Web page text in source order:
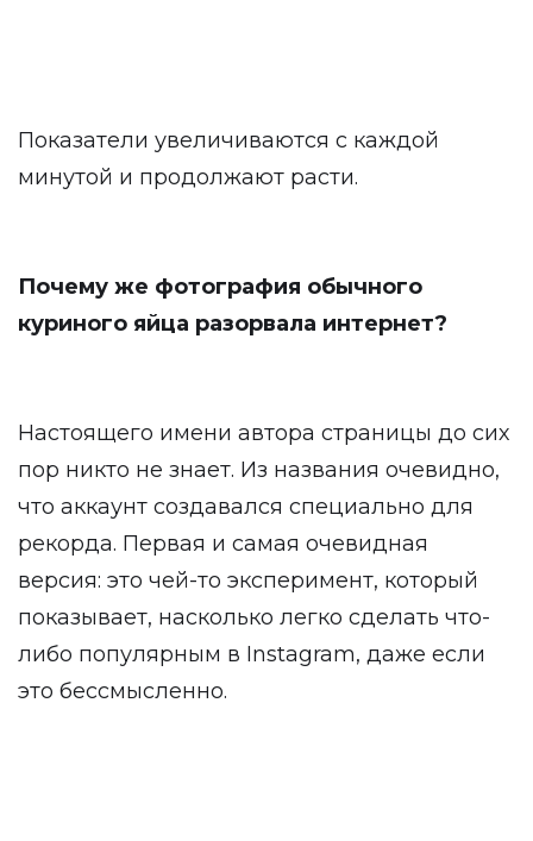
Показатели увеличиваются с каждой
минутой и продолжают расти.
Почему же фотография обычного
куриного яйца разорвала интернет?
Настоящего имени автора страницы до сих
пор никто не знает. Из названия очевидно,
что аккаунт создавался специально для
рекорда. Первая и самая очевидная
версия: это чей-то эксперимент, который
показывает, насколько легко сделать что-
либо популярным в Instagram, даже если
это бессмысленно.